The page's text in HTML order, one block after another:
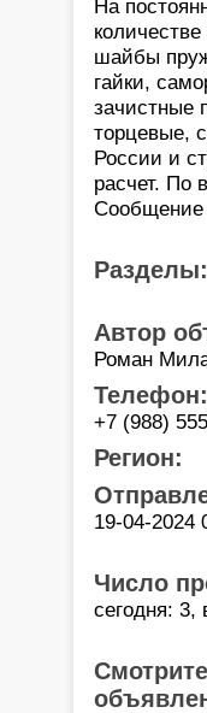
На
шайбы
гайки,
зачистные
торцевые,
России и
расчет. По
Сообщение
Разделы:
Автор
Роман
Телефон:
+7 (988)
Регион:
19-04-2024
Число
сегодня: 3,